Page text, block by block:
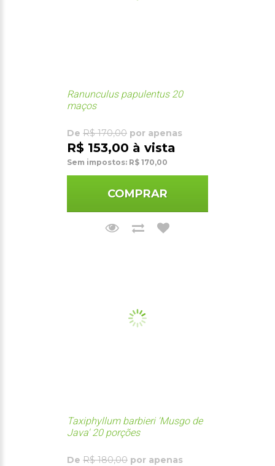
Ranunculus papulentus 20
maços
De R$ 170,00 por apenas
R$ 153,00 à vista
Sem impostos: R$ 170,00
COMPRAR
Taxiphyllum barbieri 'Musgo de
Java' 20 porções
De R$ 180,00 por apenas